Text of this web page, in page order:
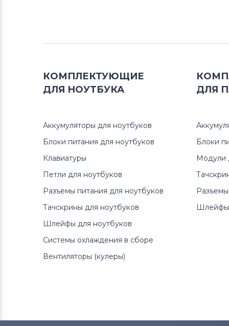
КОМПЛЕКТУЮЩИЕ
ДЛЯ НОУТБУКА
Аккумуляторы для ноутбуков
Блоки питания для ноутбуков
Клавиатуры
Петли для ноутбуков
Разъемы питания для ноутбуков
Тачскрины для ноутбуков
Шлейфы для ноутбуков
Системы охлаждения в сборе
Вентиляторы (кулеры)
ДЛЯ
Блоки
Модули
Шлейфы